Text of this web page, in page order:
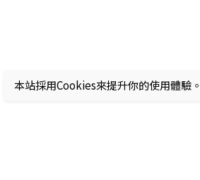
本站採用Cookies來提升你的使用體驗。